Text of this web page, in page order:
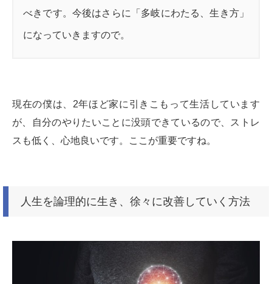
べきです。今後はさらに「多岐にわたる、生き方」
になっていきますので。
現在の僕は、2年ほど家に引きこもって生活しています
が、自分のやりたいことに没頭できているので、ストレ
スも低く、心地良いです。ここが重要ですね。
人生を論理的に生き、徐々に改善していく方法